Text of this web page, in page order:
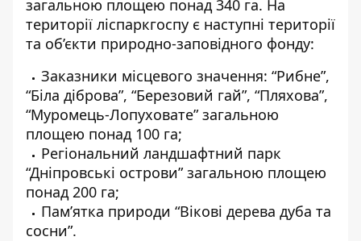
загальною площею понад 340 га. На
території ліспаркгоспу є наступні території
та об’єкти природно-заповідного фонду:
Заказники місцевого значення: “Рибне”,
“Біла діброва”, “Березовий гай”, “Пляхова”,
“Муромець-Лопуховате” загальною
площею понад 100 га;
Регіональний ландшафтний парк
“Дніпровські острови” загальною площею
понад 200 га;
Пам’ятка природи “Вікові дерева дуба та
сосни”.